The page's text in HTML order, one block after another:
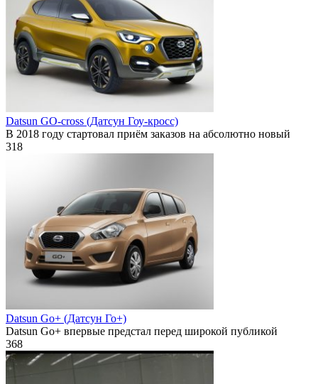
Datsun GO-cross (Датсун Гоу-кросс)
В 2018 году стартовал приём заказов на абсолютно новый
318
Datsun Go+ (Датсун Го+)
Datsun Go+ впервые предстал перед широкой публикой
368